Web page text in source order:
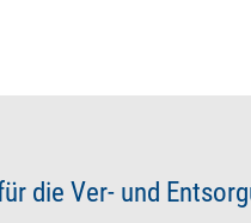
die Ver- und